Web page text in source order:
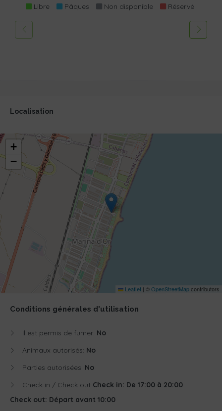
Libre Pâques Non disponible Réservé
Localisation
+
−
Leaflet | ©OpenStreetMapcontributors
Conditions générales d'utilisation
Il est permis de fumer: No
Animaux autorisés: No
Parties autorisées: No
Check in / Check out Check in: De 17:00 à 20:00
Check out: Départ avant 10:00